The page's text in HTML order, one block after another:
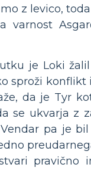
z levico,
varnost
je Loki
sproži konflikt
da je Tyr
se ukvarja z
pa je bil
pravično